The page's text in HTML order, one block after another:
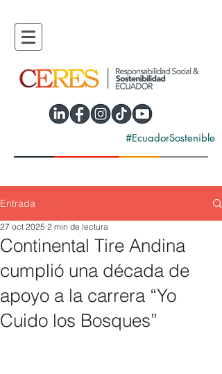
#EcuadorSostenible
Entrada
Continental Tire Andina
cumplió una década de
apoyo a la carrera “Yo
Cuido los Bosques”
27 oct 2025 2 min de lectura